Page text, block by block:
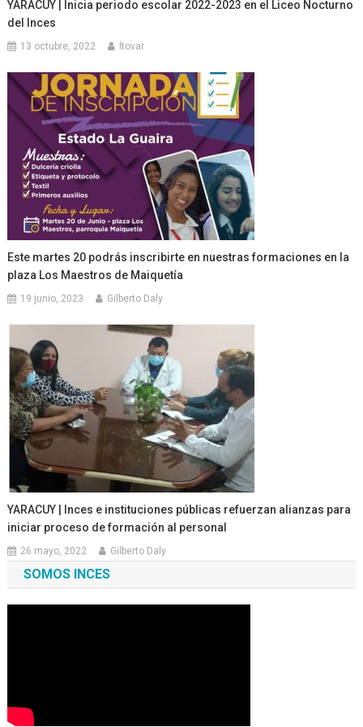
YARACUY | Inicia periodo escolar 2022-2023 en el Liceo Nocturno
del Inces
13 octubre, 2022 ltovar
Este martes 20 podrás inscribirte en nuestras formaciones en la
plaza Los Maestros de Maiquetía
19 junio, 2023 Gilberto Daly
YARACUY | Inces e instituciones públicas refuerzan alianzas para
iniciar proceso de formación al personal
26 mayo, 2022 Gilberto Daly
SOMOS INCES